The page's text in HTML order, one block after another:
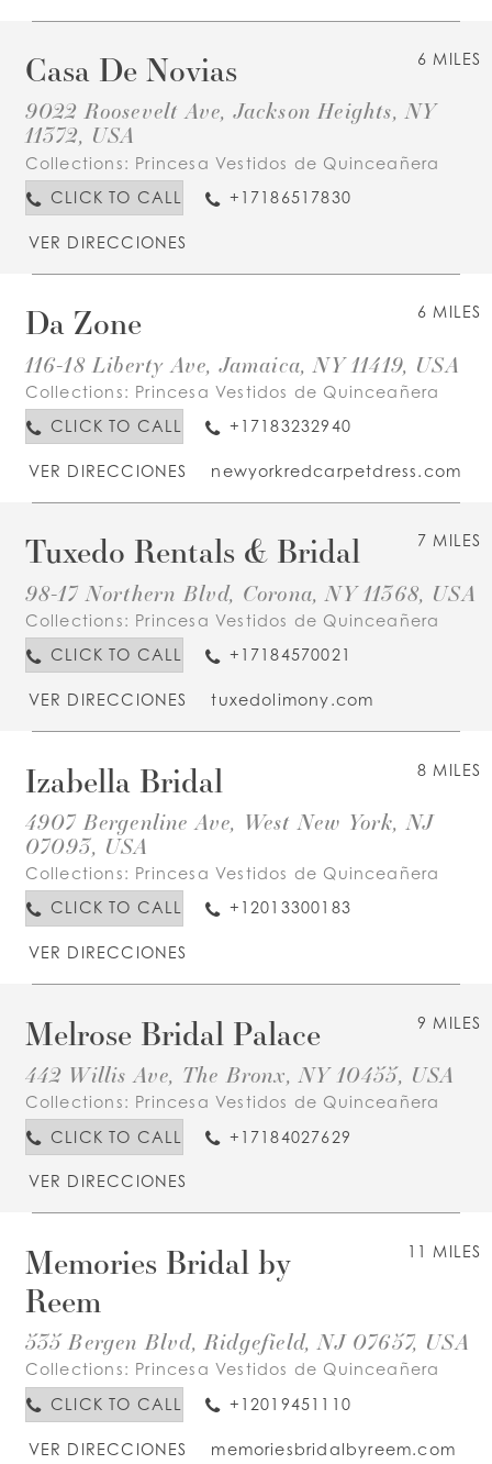
6 MILES
Casa De Novias
9022 Roosevelt Ave, Jackson Heights, NY
11372, USA
Collections: Princesa Vestidos de Quinceañera
CLICK TO CALL
+17186517830
VER DIRECCIONES
6 MILES
Da Zone
116-18 Liberty Ave, Jamaica, NY 11419, USA
Collections: Princesa Vestidos de Quinceañera
CLICK TO CALL
+17183232940
VER DIRECCIONES newyorkredcarpetdress.com
7 MILES
Tuxedo Rentals & Bridal
98-17 Northern Blvd, Corona, NY 11368, USA
Collections: Princesa Vestidos de Quinceañera
CLICK TO CALL
+17184570021
VER DIRECCIONES tuxedolimony.com
8 MILES
Izabella Bridal
4907 Bergenline Ave, West New York, NJ
07093, USA
Collections: Princesa Vestidos de Quinceañera
CLICK TO CALL
+12013300183
VER DIRECCIONES
9 MILES
Melrose Bridal Palace
442 Willis Ave, The Bronx, NY 10455, USA
Collections: Princesa Vestidos de Quinceañera
CLICK TO CALL
+17184027629
VER DIRECCIONES
11 MILES
Memories Bridal by
Reem
535 Bergen Blvd, Ridgefield, NJ 07657, USA
Collections: Princesa Vestidos de Quinceañera
CLICK TO CALL
+12019451110
VER DIRECCIONES memoriesbridalbyreem.com